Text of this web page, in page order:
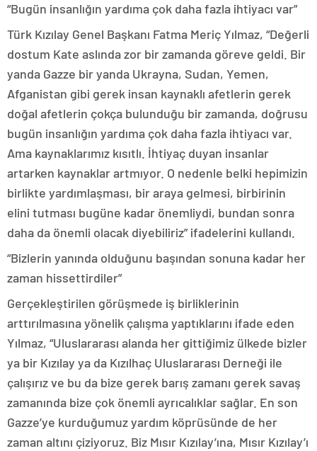
“Bugün insanlığın yardıma çok daha fazla ihtiyacı var”
Türk Kızılay Genel Başkanı Fatma Meriç Yılmaz, “Değerli
dostum Kate aslında zor bir zamanda göreve geldi. Bir
yanda Gazze bir yanda Ukrayna, Sudan, Yemen,
Afganistan gibi gerek insan kaynaklı afetlerin gerek
doğal afetlerin çokça bulunduğu bir zamanda, doğrusu
bugün insanlığın yardıma çok daha fazla ihtiyacı var.
Ama kaynaklarımız kısıtlı. İhtiyaç duyan insanlar
artarken kaynaklar artmıyor. O nedenle belki hepimizin
birlikte yardımlaşması, bir araya gelmesi, birbirinin
elini tutması bugüne kadar önemliydi, bundan sonra
daha da önemli olacak diyebiliriz” ifadelerini kullandı.
“Bizlerin yanında olduğunu başından sonuna kadar her
zaman hissettirdiler”
Gerçekleştirilen görüşmede iş birliklerinin
arttırılmasına yönelik çalışma yaptıklarını ifade eden
Yılmaz, “Uluslararası alanda her gittiğimiz ülkede bizler
ya bir Kızılay ya da Kızılhaç Uluslararası Derneği ile
çalışırız ve bu da bize gerek barış zamanı gerek savaş
zamanında bize çok önemli ayrıcalıklar sağlar. En son
Gazze’ye kurduğumuz yardım köprüsünde de her
zaman altını çiziyoruz. Biz Mısır Kızılay’ına, Mısır Kızılay’ı